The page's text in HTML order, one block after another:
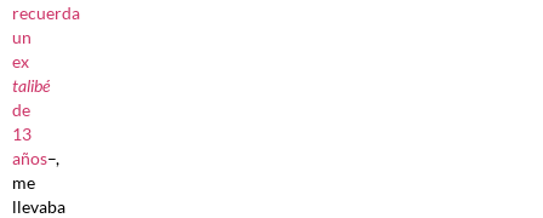
recuerda
un
ex
talibé
de
13
años–,
me
llevaba